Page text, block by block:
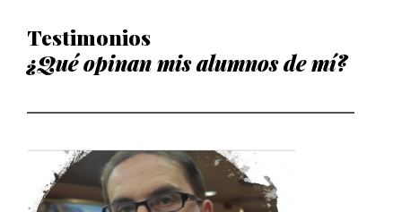
Testimonios
¿Qué opinan mis alumnos de mí?